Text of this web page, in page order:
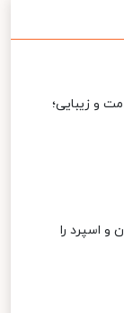
و زیبایی؛
اسپرد را